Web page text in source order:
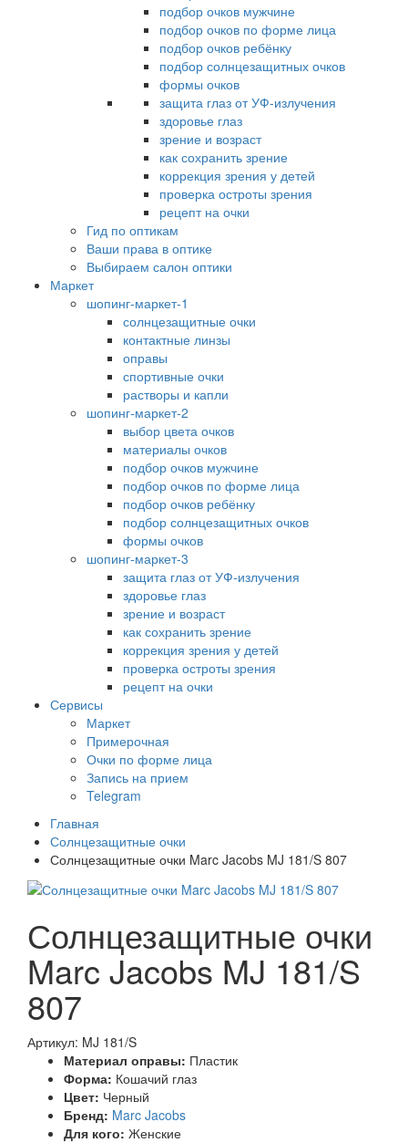
подбор очков мужчине
подбор очков по форме лица
подбор очков ребёнку
подбор солнцезащитных очков
формы очков
защита глаз от УФ-излучения
здоровье глаз
зрение и возраст
как сохранить зрение
коррекция зрения у детей
проверка остроты зрения
рецепт на очки
Гид по оптикам
Ваши права в оптике
Выбираем салон оптики
Маркет
шопинг-маркет-1
солнцезащитные очки
контактные линзы
оправы
спортивные очки
растворы и капли
шопинг-маркет-2
выбор цвета очков
материалы очков
подбор очков мужчине
подбор очков по форме лица
подбор очков ребёнку
подбор солнцезащитных очков
формы очков
шопинг-маркет-3
защита глаз от УФ-излучения
здоровье глаз
зрение и возраст
как сохранить зрение
коррекция зрения у детей
проверка остроты зрения
рецепт на очки
Сервисы
Маркет
Примерочная
Очки по форме лица
Запись на прием
Telegram
Главная
Солнцезащитные очки
Солнцезащитные очки Marc Jacobs MJ 181/S 807
Солнцезащитные очки
Marc Jacobs MJ 181/S
807
Артикул: MJ 181/S
Материал оправы: Пластик
Форма: Кошачий глаз
Цвет: Черный
Бренд: Marc Jacobs
Для кого: Женские